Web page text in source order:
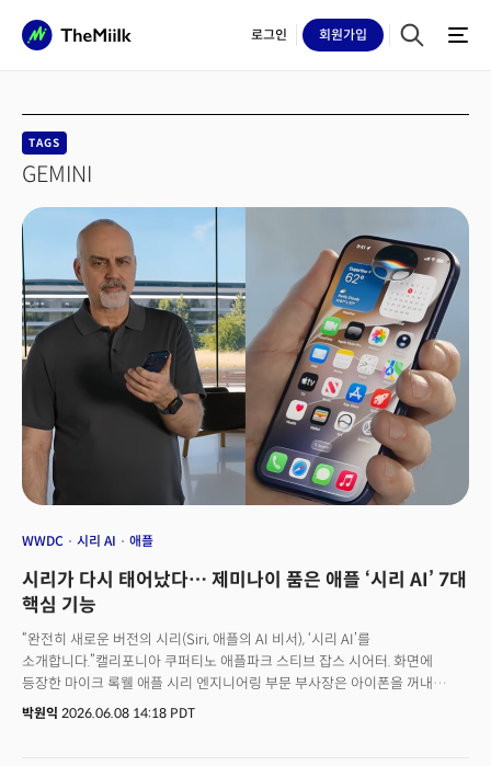
로그인 회원가입
TAGS
GEMINI
WWDC 시리 AI 애플
시리가 다시 태어났다… 제미나이 품은 애플 ‘시리 AI’ 7대
핵심 기능
“완전히 새로운 버전의 시리(Siri, 애플의 AI 비서), ‘시리 AI’를
소개합니다.”캘리포니아 쿠퍼티노 애플파크 스티브 잡스 시어터. 화면에
등장한 마이크 록웰 애플 시리 엔지니어링 부문 부사장은 아이폰을 꺼내
“샌프란시스코에서 열리는 수키 워터하우스의 콘서트가 언제지?”라고 시리에
박원익 2026.06.08 14:18 PDT